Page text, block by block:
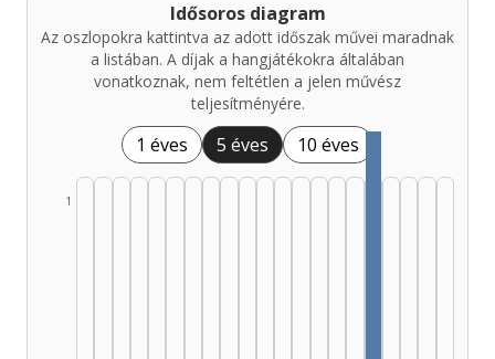
Idősoros diagram
Az oszlopokra kattintva az adott időszak művei maradnak
a listában. A díjak a hangjátékokra általában
vonatkoznak, nem feltétlen a jelen művész
teljesítményére.
1 éves 5 éves 10 éves
1